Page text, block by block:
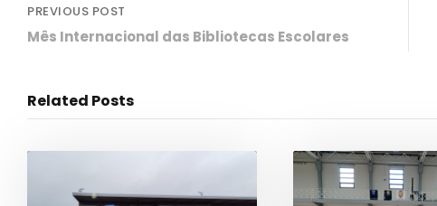
PREVIOUS POST
Mês Internacional das Bibliotecas Escolares
Related Posts